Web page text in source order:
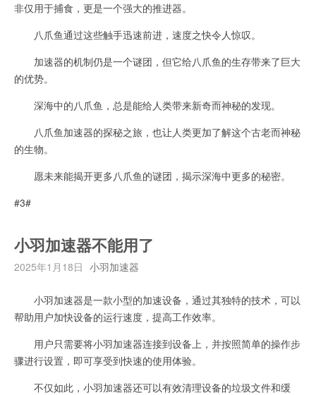
非仅用于捕食，更是一个强大的推进器。
八爪鱼通过这些触手迅速前进，速度之快令人惊叹。
加速器的机制仍是一个谜团，但它给八爪鱼的生存带来了巨大
的优势。
深海中的八爪鱼，总是能给人类带来新奇而神秘的发现。
八爪鱼加速器的探秘之旅，也让人类更加了解这个古老而神秘
的生物。
愿未来能揭开更多八爪鱼的谜团，揭示深海中更多的秘密。
#3#
小羽加速器不能用了
2025年1月18日 小羽加速器
小羽加速器是一款小型的加速设备，通过其独特的技术，可以
帮助用户加快设备的运行速度，提高工作效率。
用户只需要将小羽加速器连接到设备上，并按照简单的操作步
骤进行设置，即可享受到快速的使用体验。
不仅如此，小羽加速器还可以有效清理设备的垃圾文件和缓